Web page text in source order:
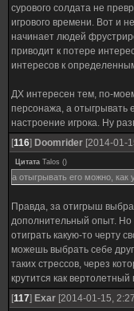
сурового солдата не
игрового времени. Вот и
начинает людей
приводит к потере
интересов к
ДХ интересен тем, по-
персонажа, а отыгрывать
настроение игрока. Ну
[116] Doomrider [2014-01-
Цитата Talos ()
а отыгрывать его можно, как
Правда, за отигрыш
дополнительный опыт. Но
отиграть какую-то черту
можешь выбрать себе
таких стрессов, через
крутится как вертолетный
[117] Exar [2014-01-15,